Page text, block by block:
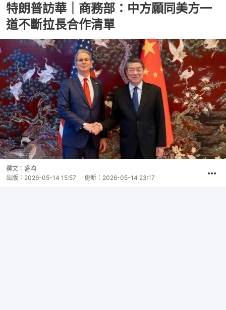
特朗普訪華｜商務部：中方願同美方一
道不斷拉長合作清單
撰文： 盛昀
出版： 2026-05-14 15:57 更新： 2026-05-14 23:17